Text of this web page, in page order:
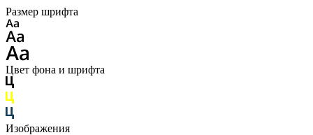
Размер шрифта
Цвет фона и шрифта
Изображения